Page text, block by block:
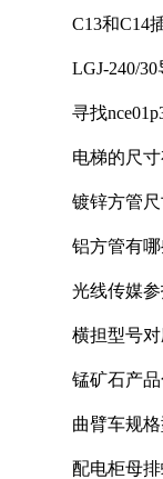
C13和C14
LGJ-240/
寻找
电梯的尺
镀锌方管
铝方管有
光线传媒
横担型号
锰矿石产
曲臂车规
配电柜母